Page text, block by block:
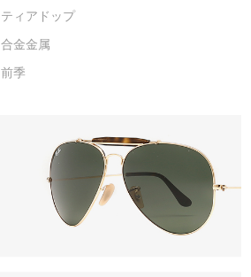
ティアドップ
合金金属
前季